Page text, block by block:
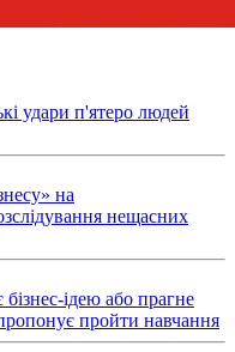
удари п'ятеро людей
на
нещасних
ідею або прагне
пройти навчання